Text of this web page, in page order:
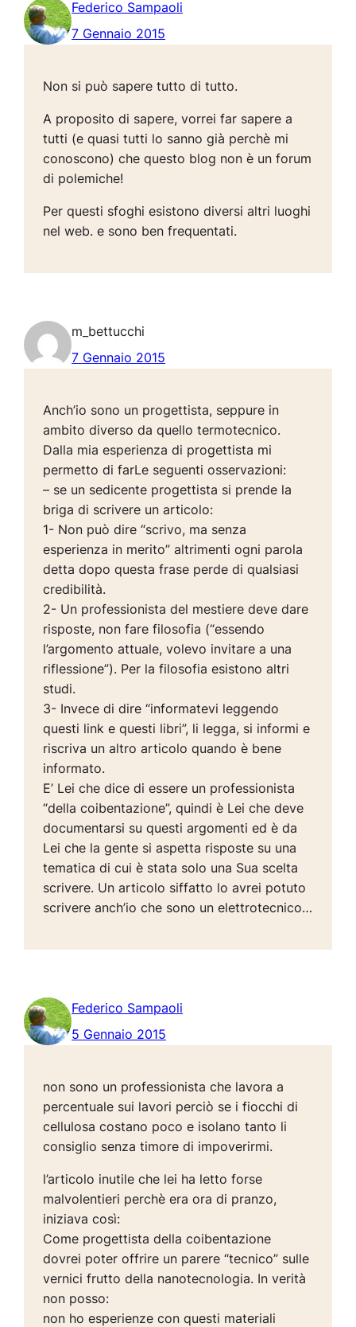
Federico Sampaoli
7 Gennaio 2015
Non si può sapere tutto di tutto.
A proposito di sapere, vorrei far sapere a
tutti (e quasi tutti lo sanno già perchè mi
conoscono) che questo blog non è un forum
di polemiche!
Per questi sfoghi esistono diversi altri luoghi
nel web. e sono ben frequentati.
m_bettucchi
7 Gennaio 2015
Anch’io sono un progettista, seppure in
ambito diverso da quello termotecnico.
Dalla mia esperienza di progettista mi
permetto di farLe seguenti osservazioni:
– se un sedicente progettista si prende la
briga di scrivere un articolo:
1- Non può dire “scrivo, ma senza
esperienza in merito” altrimenti ogni parola
detta dopo questa frase perde di qualsiasi
credibilità.
2- Un professionista del mestiere deve dare
risposte, non fare filosofia (“essendo
l’argomento attuale, volevo invitare a una
riflessione”). Per la filosofia esistono altri
studi.
3- Invece di dire “informatevi leggendo
questi link e questi libri”, li legga, si informi e
riscriva un altro articolo quando è bene
informato.
E’ Lei che dice di essere un professionista
“della coibentazione”, quindi è Lei che deve
documentarsi su questi argomenti ed è da
Lei che la gente si aspetta risposte su una
tematica di cui è stata solo una Sua scelta
scrivere. Un articolo siffatto lo avrei potuto
scrivere anch’io che sono un elettrotecnico…
Federico Sampaoli
5 Gennaio 2015
non sono un professionista che lavora a
percentuale sui lavori perciò se i fiocchi di
cellulosa costano poco e isolano tanto li
consiglio senza timore di impoverirmi.
l’articolo inutile che lei ha letto forse
malvolentieri perchè era ora di pranzo,
iniziava così:
Come progettista della coibentazione
dovrei poter offrire un parere “tecnico” sulle
vernici frutto della nanotecnologia. In verità
non posso:
non ho esperienze con questi materiali